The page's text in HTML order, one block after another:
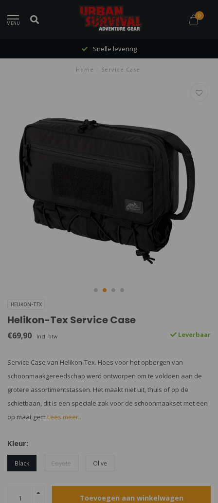
MENU
0
Snelle levering
Home Service Case
HELIKON-TEX
Helikon-Tex Service Case
€69,90 Incl. btw Leverbaar
Service Case van Helikon-Tex. Hoes voor het opbergen van
schoonmaakgereedschap werd ontworpen om te voldoen aan de
grotere assortimentstassen. Het maakt niet uit, thuis of op de
schietbaan, dit is een speciale zak voor de schoonmaakset met een
op maat gem Lees meer..
Kleur:
Black Coyote Olive
Toevoegen aan winkelwagen